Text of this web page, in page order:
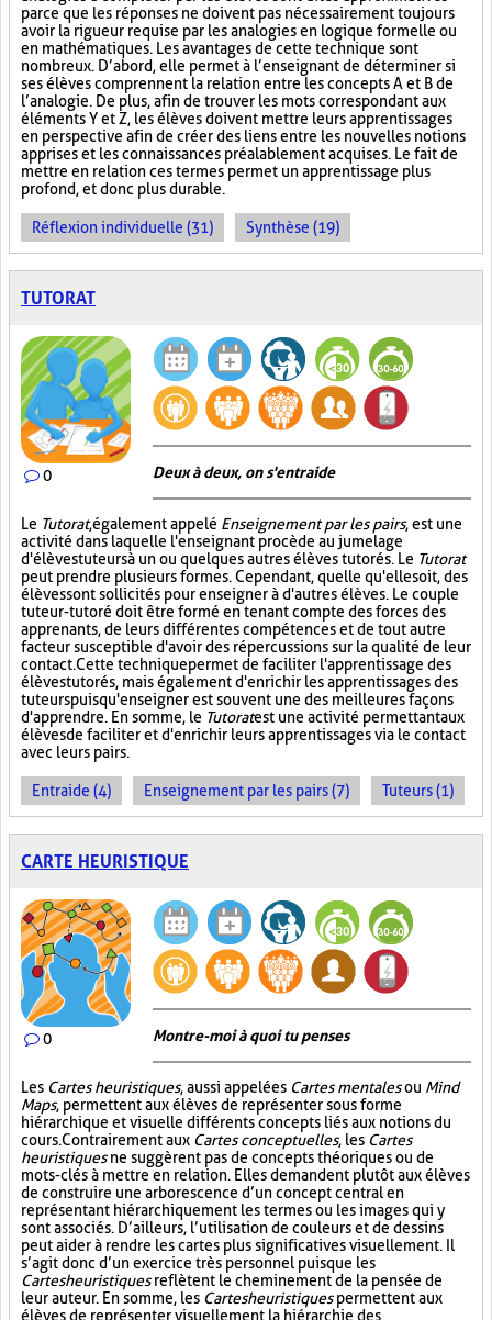
parce que les réponses ne doivent pas nécessairement toujours
avoir la rigueur requise par les analogies en logique formelle ou
en mathématiques. Les avantages de cette technique sont
nombreux. D’abord, elle permet à l’enseignant de déterminer si
ses élèves comprennent la relation entre les concepts A et B de
l’analogie. De plus, afin de trouver les mots correspondant aux
éléments Y et Z, les élèves doivent mettre leurs apprentissages
en perspective afin de créer des liens entre les nouvelles notions
apprises et les connaissances préalablement acquises. Le fait de
mettre en relation ces termes permet un apprentissage plus
profond, et donc plus durable.
Réflexion individuelle (31) Synthèse (19)
TUTORAT
0 Deux à deux, on s'entraide
Le Tutorat, également appelé Enseignement par les pairs, est une
activité dans laquelle l'enseignant procède au jumelage
d'élèves tuteurs à un ou quelques autres élèves tutorés. Le Tutorat
peut prendre plusieurs formes. Cependant, quelle qu'elle soit, des
élèves sont sollicités pour enseigner à d'autres élèves. Le couple
tuteur-tutoré doit être formé en tenant compte des forces des
apprenants, de leurs différentes compétences et de tout autre
facteur susceptible d'avoir des répercussions sur la qualité de leur
contact. Cette technique permet de faciliter l'apprentissage des
élèves tutorés, mais également d'enrichir les apprentissages des
tuteurs puisqu'enseigner est souvent une des meilleures façons
d'apprendre. En somme, le Tutoratest une activité permettant aux
élèves de faciliter et d'enrichir leurs apprentissages via le contact
avec leurs pairs.
Entraide (4) Enseignement par les pairs (7) Tuteurs (1)
CARTE HEURISTIQUE
0 Montre-moi à quoi tu penses
Les Cartes heuristiques, aussi appelées Cartes mentalesou Mind
Maps, permettent aux élèves de représenter sous forme
hiérarchique et visuelle différents concepts liés aux notions du
cours. Contrairement aux Cartes conceptuelles, les Cartes
heuristiquesne suggèrent pas de concepts théoriques ou de
mots-clés à mettre en relation. Elles demandent plutôt aux élèves
de construire une arborescence d’un concept central en
représentant hiérarchiquement les termes ou les images qui y
sont associés. D’ailleurs, l’utilisation de couleurs et de dessins
peut aider à rendre les cartes plus significatives visuellement. Il
s’agit donc d’un exercice très personnel puisque les
Cartes heuristiquesreflètent le cheminement de la pensée de
leur auteur. En somme, les Cartes heuristiquespermettent aux
élèves de représenter visuellement la hiérarchie des